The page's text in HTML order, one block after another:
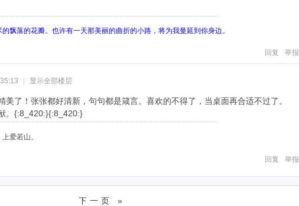
飘落的花瓣。也许有一天那美丽的曲折的小路，将为我曼延到你身边。
举报
回复
显示全部楼层
美了！张张都好清新，句句都是箴言。喜欢的不得了，当桌面再合适不过了。
。 {:8_420:}{:8_420:}
爱若山。
举报
回复
下一页 »